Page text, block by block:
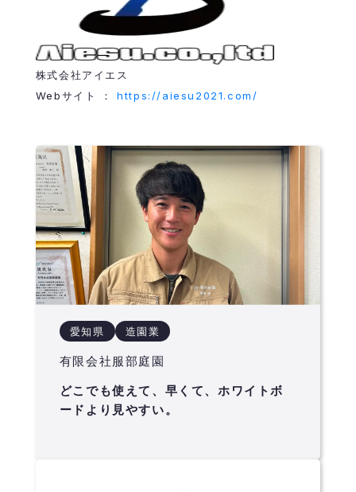
株式会社アイエス
Webサイト ：
https://aiesu2021.com/
愛知県 造園業
有限会社服部庭園
どこでも使えて、早くて、ホワイトボ
ードより見やすい。